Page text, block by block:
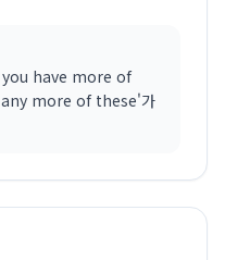
you have more of
more of these'가